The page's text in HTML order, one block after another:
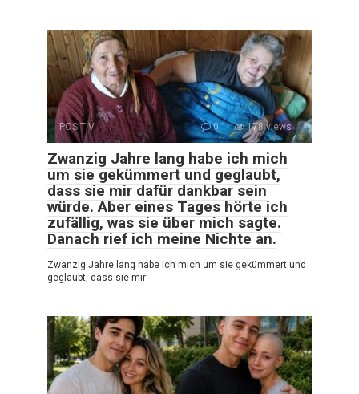
POSITIV 0 178 views
Zwanzig Jahre lang habe ich mich
um sie gekümmert und geglaubt,
dass sie mir dafür dankbar sein
würde. Aber eines Tages hörte ich
zufällig, was sie über mich sagte.
Danach rief ich meine Nichte an.
Zwanzig Jahre lang habe ich mich um sie gekümmert und
geglaubt, dass sie mir